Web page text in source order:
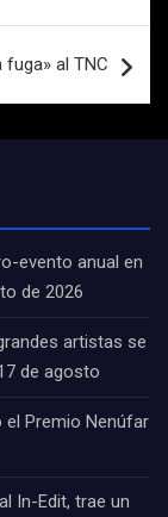
fuga» al TNC
evento anual en
de 2026
artistas se
de agosto
el Premio Nenúfar
In-Edit, trae un